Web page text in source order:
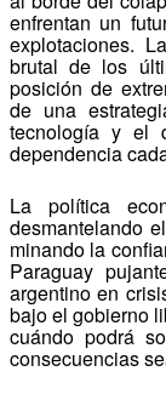
enfrentan un
explotaciones.
brutal de los
posición de
de una
tecnología y el
dependencia
La política
desmantelando
minando la
Paraguay
argentino en
bajo el gobierno
cuándo podrá
consecuencias